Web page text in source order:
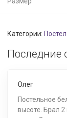
Категории:
Последние
Олег
Постельное
высоте. Брал